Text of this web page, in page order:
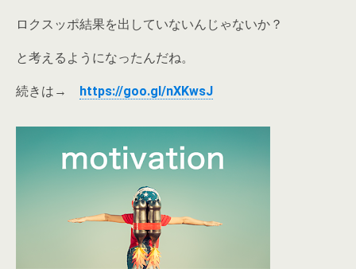
ロクスッポ結果を出していないんじゃないか？
と考えるようになったんだね。
続きは→
https://goo.gl/nXKwsJ